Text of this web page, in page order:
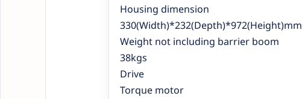
Housing dimension
330(Width)*232(Depth)*972(Height)mm
Weight not including barrier boom
38kgs
Drive
Torque motor